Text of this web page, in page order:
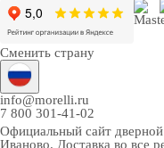
Сменить страну
info@morelli.ru
7 800 301-41-02
Официальный сайт
Иваново. Доставка во все